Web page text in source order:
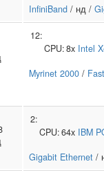
InfiniBand / нд /
12:
CPU:8x Intel
Myrinet 2000 /
2:
CPU:64x IBM
Gigabit Ethernet /